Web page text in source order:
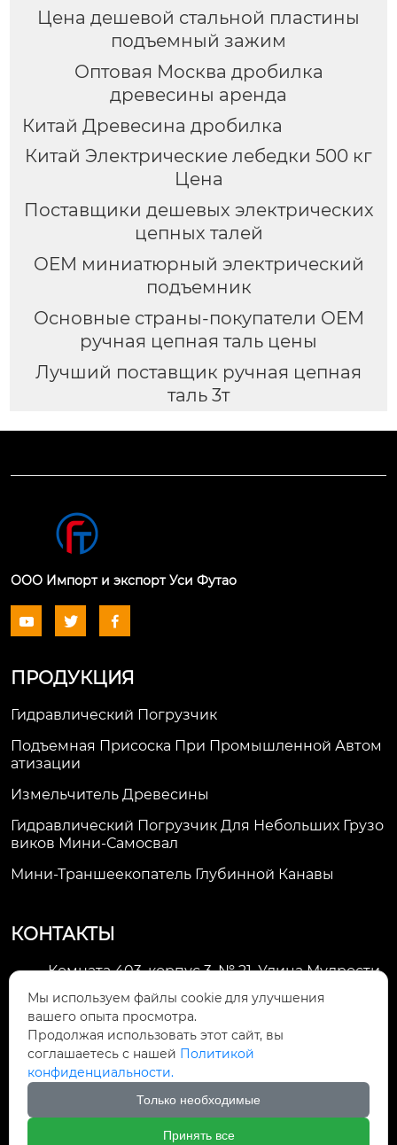
Цена дешевой стальной пластины
подъемный зажим
Оптовая Москва дробилка
древесины аренда
Китай Древесина дробилка
Китай Электрические лебедки 500 кг
Цена
Поставщики дешевых электрических
цепных талей
OEM миниатюрный электрический
подъемник
Основные страны-покупатели OEM
ручная цепная таль цены
Лучший поставщик ручная цепная
таль 3т
ООО Импорт и экспорт Уси Футао
  
ПРОДУКЦИЯ
Гидравлический Погрузчик
Подъемная Присоска При Промышленной Автом
Атизации
Измельчитель Древесины
Гидравлический Погрузчик Для Небольших Грузо
Виков Мини-Самосвал
Мини-Траншеекопатель Глубинной Канавы
КОНТАКТЫ
Комната 403, корпус 3, № 21, Улица Мудрости,
Зона экономического развития Хуэйшань,
город Уси
li@futaogroup.com

Мы используем файлы cookie для улучшения
вашего опыта просмотра.
Продолжая использовать этот сайт, вы
соглашаетесь с нашей Политикой
конфиденциальности.
Только необходимые
Принять все